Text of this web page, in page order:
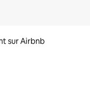
sur Airbnb